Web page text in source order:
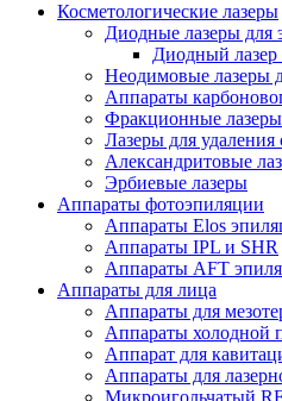
Косметологические лазеры
Диодные лазеры для
Диодный
Неодимовые лазеры
Аппараты
Фракционные
Лазеры для удаления
Александритовые
Эрбиевые лазеры
Аппараты фотоэпиляции
Аппараты Elos
Аппараты IPL и SHR
Аппараты AFT
Аппараты для лица
Аппараты для
Аппараты холодной
Аппарат для
Аппараты для